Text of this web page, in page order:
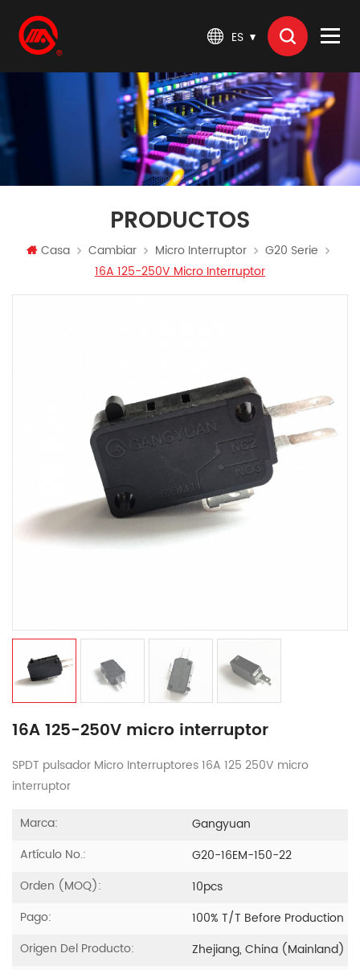
ES
PRODUCTOS
Casa Cambiar Micro Interruptor
G20 Serie
16A 125-250V Micro Interruptor
16A 125-250V micro interruptor
SPDT pulsador Micro Interruptores 16A 125 250V micro
interruptor
Marca:
Gangyuan
Artículo No.:
G20-16EM-150-22
Orden (MOQ):
10pcs
Pago:
100% T/T Before Production
Origen Del Producto:
Zhejiang, China (Mainland)